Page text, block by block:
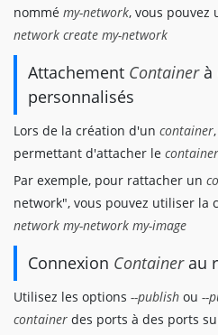
nommé my-network, vous pouvez
network create my-network
Attachement Containerà
personnalisés
Lors de la création d'un container
permettant d'attacher le container
Par exemple, pour rattacher un
network", vous pouvez utiliser la
network my-network my-image
Connexion Containerau
Utilisez les options --publish ou --
container des ports à des ports